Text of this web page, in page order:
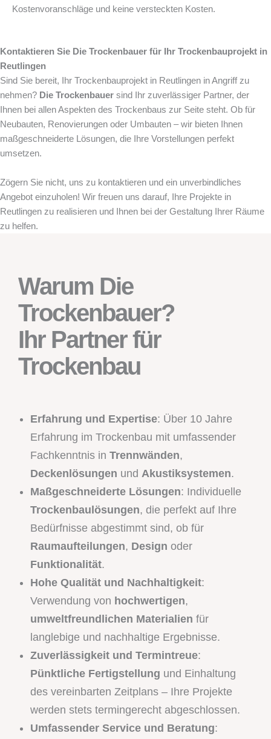
Kostenvoranschläge und keine versteckten Kosten.
Kontaktieren Sie Die Trockenbauer für Ihr Trockenbauprojekt in
Reutlingen
Sind Sie bereit, Ihr Trockenbauprojekt in Reutlingen in Angriff zu
nehmen? Die Trockenbauer sind Ihr zuverlässiger Partner, der
Ihnen bei allen Aspekten des Trockenbaus zur Seite steht. Ob für
Neubauten, Renovierungen oder Umbauten – wir bieten Ihnen
maßgeschneiderte Lösungen, die Ihre Vorstellungen perfekt
umsetzen.
Zögern Sie nicht, uns zu kontaktieren und ein unverbindliches
Angebot einzuholen! Wir freuen uns darauf, Ihre Projekte in
Reutlingen zu realisieren und Ihnen bei der Gestaltung Ihrer Räume
zu helfen.
Warum Die
Trockenbauer?
Ihr Partner für
Trockenbau
Erfahrung und Expertise: Über 10 Jahre
Erfahrung im Trockenbau mit umfassender
Fachkenntnis in Trennwänden,
Deckenlösungen und Akustiksystemen.
Maßgeschneiderte Lösungen: Individuelle
Trockenbaulösungen, die perfekt auf Ihre
Bedürfnisse abgestimmt sind, ob für
Raumaufteilungen, Design oder
Funktionalität.
Hohe Qualität und Nachhaltigkeit:
Verwendung von hochwertigen,
umweltfreundlichen Materialien für
langlebige und nachhaltige Ergebnisse.
Zuverlässigkeit und Termintreue:
Pünktliche Fertigstellung und Einhaltung
des vereinbarten Zeitplans – Ihre Projekte
werden stets termingerecht abgeschlossen.
Umfassender Service und Beratung: